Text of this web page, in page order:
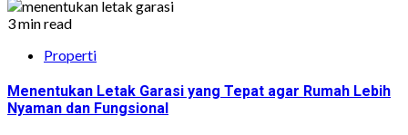
3 min read
Properti
Menentukan Letak Garasi yang Tepat agar Rumah Lebih
Nyaman dan Fungsional